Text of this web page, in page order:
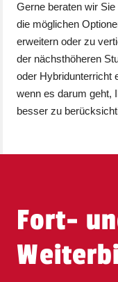
Gerne beraten wir
die möglichen
erweitern oder zu
der nächsthöheren
oder Hybridunterricht
wenn es darum geht,
besser zu
Fort-